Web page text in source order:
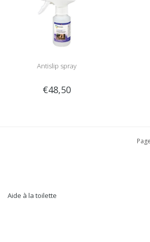
Antislip spray
€48,50
Aide à la toilette